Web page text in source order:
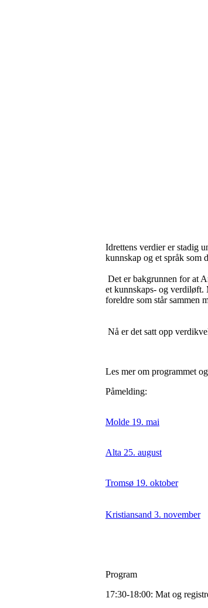
Idrettens verdier er stadig
kunnskap og et språk som
Det er bakgrunnen for at
et kunnskaps- og verdiløft.
foreldre som står sammen
Nå er det satt opp
Les mer om programmet
Påmelding:
Molde 19. mai
Alta 25. august
Tromsø 19. oktober
Kristiansand 3. november
Program
17:30-18:00: Mat og